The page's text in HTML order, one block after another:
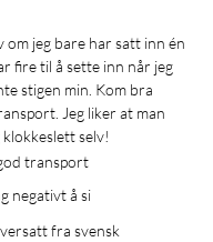
fire til å sette inn når jeg
stigen min. Kom bra
Jeg liker at man
selv!
transport
negativt å si
fra svensk